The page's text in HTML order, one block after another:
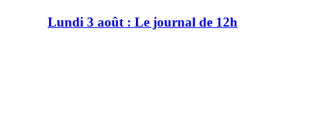
Lundi 3 août : Le journal de 12h